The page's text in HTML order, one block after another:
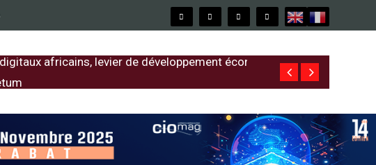
africains, levier de développement économique
Free au